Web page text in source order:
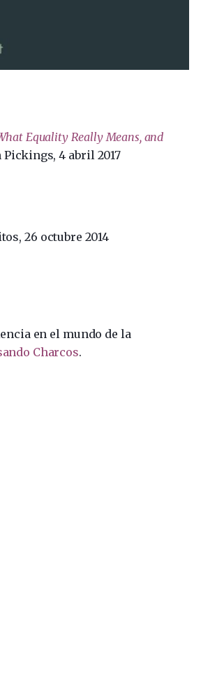
Equality Really Means, and
Pickings, 4 abril 2017
26 octubre 2014
en el mundo de la
Charcos.